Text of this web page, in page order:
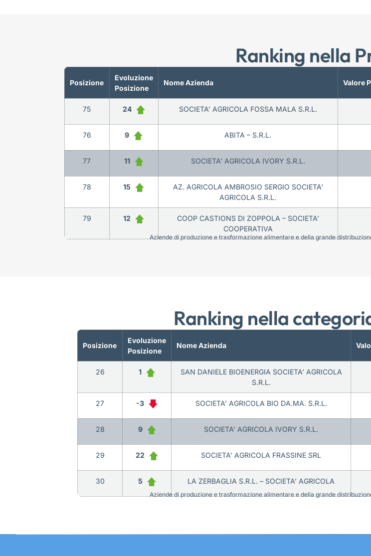
Ranking nella
Posizione
Evoluzione
Posizione
Nome Azienda Valore
75 24 SOCIETA’ AGRICOLA FOSSA MALA S.R.L.
76 9 ABITA – S.R.L.
77 11 SOCIETA’ AGRICOLA IVORY S.R.L.
78 15
AZ. AGRICOLA AMBROSIO SERGIO SOCIETA’
AGRICOLA S.R.L.
79 12
COOP CASTIONS DI ZOPPOLA – SOCIETA’
COOPERATIVA
Aziende di produzione e trasformazione alimentare e della grande
Ranking nella
Posizione
Evoluzione
Posizione
Nome Azienda
26 1
SAN DANIELE BIOENERGIA SOCIETA’ AGRICOLA
S.R.L.
27 -3 SOCIETA’ AGRICOLA BIO DA.MA. S.R.L.
28 9 SOCIETA’ AGRICOLA IVORY S.R.L.
29 22 SOCIETA’ AGRICOLA FRASSINE SRL
30 5 LA ZERBAGLIA S.R.L. – SOCIETA’ AGRICOLA
Aziende di produzione e trasformazione alimentare e della grande